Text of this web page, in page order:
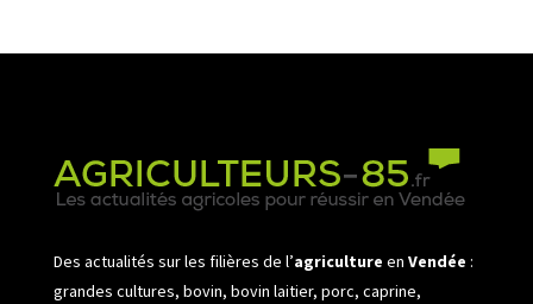
Des actualités sur les filières de l’agriculture en Vendée :
grandes cultures, bovin, bovin laitier, porc, caprine,